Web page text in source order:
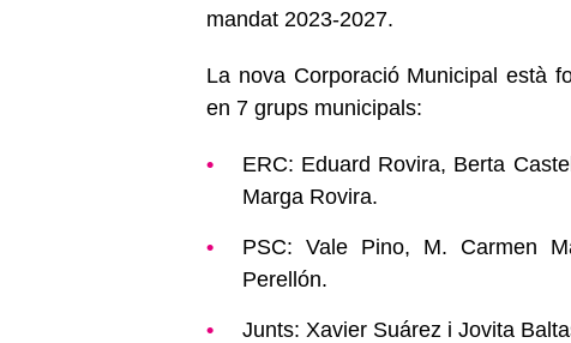
mandat 2023-2027.
La nova Corporació Municipal està
en 7 grups municipals:
ERC: Eduard Rovira, Berta
Marga Rovira.
PSC: Vale Pino, M. Carmen
Perellón.
Junts: Xavier Suárez i Jovita